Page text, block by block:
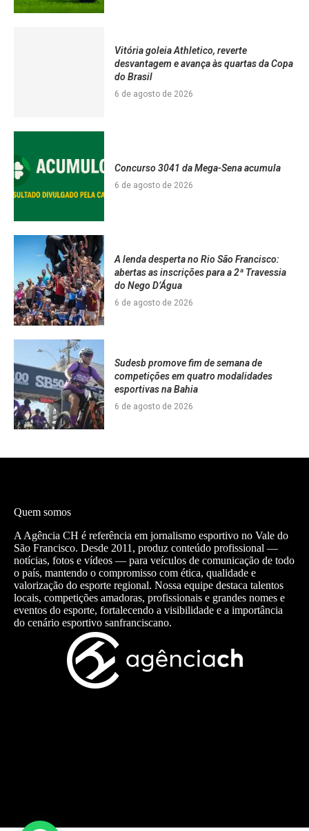
Vitória goleia Athletico, reverte
desvantagem e avança às quartas da Copa
do Brasil
6 de agosto de 2026
Concurso 3041 da Mega-Sena acumula
6 de agosto de 2026
A lenda desperta no Rio São Francisco:
abertas as inscrições para a 2ª Travessia
do Nego D’Água
6 de agosto de 2026
Sudesb promove fim de semana de
competições em quatro modalidades
esportivas na Bahia
6 de agosto de 2026
Quem somos
A Agência CH é referência em jornalismo esportivo no Vale do
São Francisco. Desde 2011, produz conteúdo profissional —
notícias, fotos e vídeos — para veículos de comunicação de todo
o país, mantendo o compromisso com ética, qualidade e
valorização do esporte regional. Nossa equipe destaca talentos
locais, competições amadoras, profissionais e grandes nomes e
eventos do esporte, fortalecendo a visibilidade e a importância
do cenário esportivo sanfranciscano.